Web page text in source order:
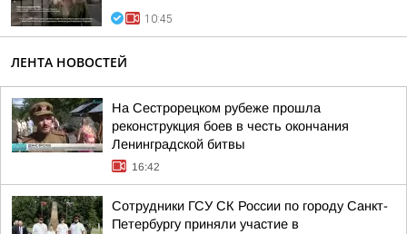
10:45
ЛЕНТА НОВОСТЕЙ
На Сестрорецком рубеже прошла
реконструкция боев в честь окончания
Ленинградской битвы
16:42
Сотрудники ГСУ СК России по городу Санкт-
Петербургу приняли участие в